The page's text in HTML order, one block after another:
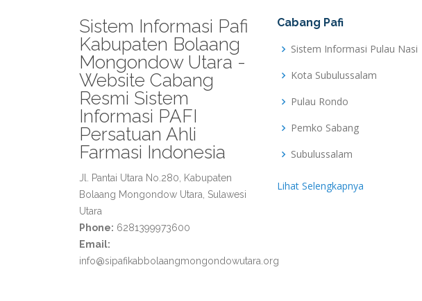
Sistem Informasi Pafi
Kabupaten Bolaang
Mongondow Utara -
Website Cabang
Resmi Sistem
Informasi PAFI
Persatuan Ahli
Farmasi Indonesia
Jl. Pantai Utara No.280, Kabupaten
Bolaang Mongondow Utara, Sulawesi
Utara
Phone: 6281399973600
Email:
info@sipafikabbolaangmongondowutara.org
Cabang Pafi
Sistem Informasi Pulau Nasi
Kota Subulussalam
Pulau Rondo
Pemko Sabang
Subulussalam
Lihat Selengkapnya